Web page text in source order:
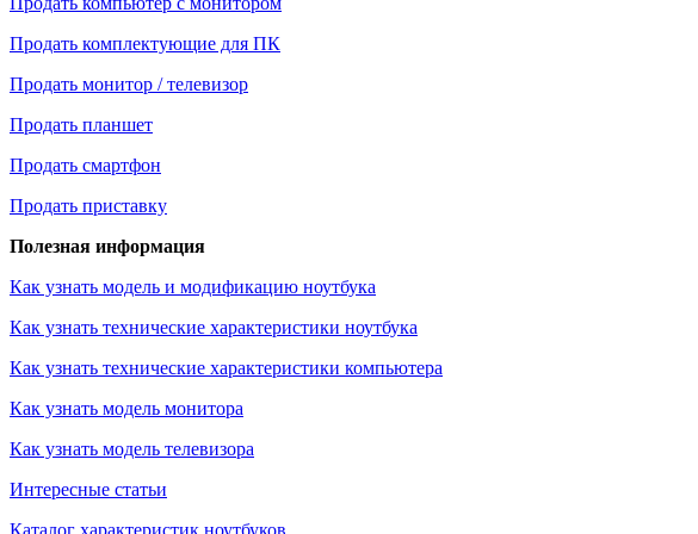
Продать комплектующие для ПК
Продать монитор / телевизор
Продать планшет
Продать смартфон
Продать приставку
Полезная информация
Как узнать модель и модификацию ноутбука
Как узнать технические характеристики ноутбука
Как узнать технические характеристики компьютера
Как узнать модель монитора
Как узнать модель телевизора
Интересные статьи
Каталог характеристик ноутбуков